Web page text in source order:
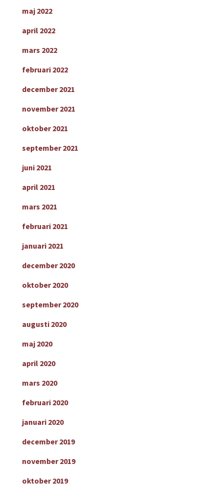
maj 2022
april 2022
mars 2022
februari 2022
december 2021
november 2021
oktober 2021
september 2021
juni 2021
april 2021
mars 2021
februari 2021
januari 2021
december 2020
oktober 2020
september 2020
augusti 2020
maj 2020
april 2020
mars 2020
februari 2020
januari 2020
december 2019
november 2019
oktober 2019